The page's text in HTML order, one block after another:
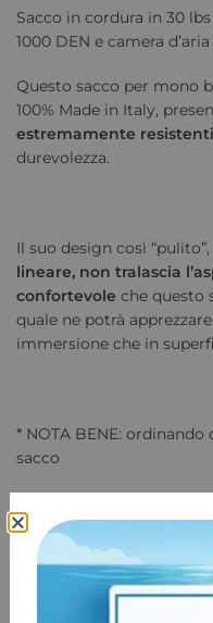
Sacco in cordura in 30 lbs
1000 DEN e camera
Questo sacco per mono
100% Made in Italy,
estremamente resistenti
durevolezza.
Il suo design così
lineare, non tralascia
confortevole che questo
quale ne potrà
immersione che in
* NOTA BENE:
sacco